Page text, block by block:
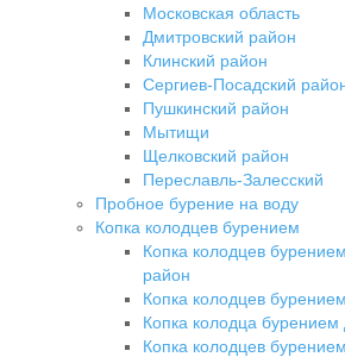
Московская область
Дмитровский район
Клинский район
Сергиев-Посадский
Пушкинский район
Мытищи
Щелковский район
Переславль-Залесский
Пробное бурение на воду
Копка колодцев бурением
Копка колодцев
район
Копка колодцев
Копка колодца
Копка колодцев